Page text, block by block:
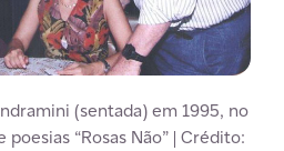
(sentada) em 1995, no
“Rosas Não” | Crédito: